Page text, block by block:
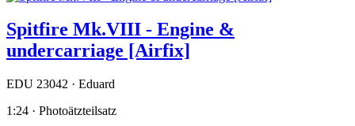
Spitfire Mk.VIII - Engine &
undercarriage [Airfix]
EDU 23042 · Eduard
1:24 · Photoätzteilsatz